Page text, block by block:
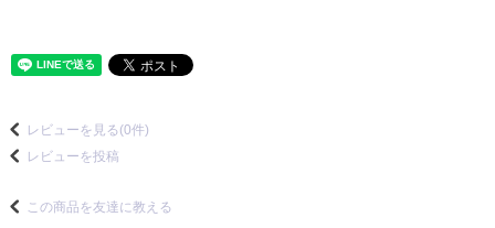
レビューを見る(0件)
レビューを投稿
この商品を友達に教える